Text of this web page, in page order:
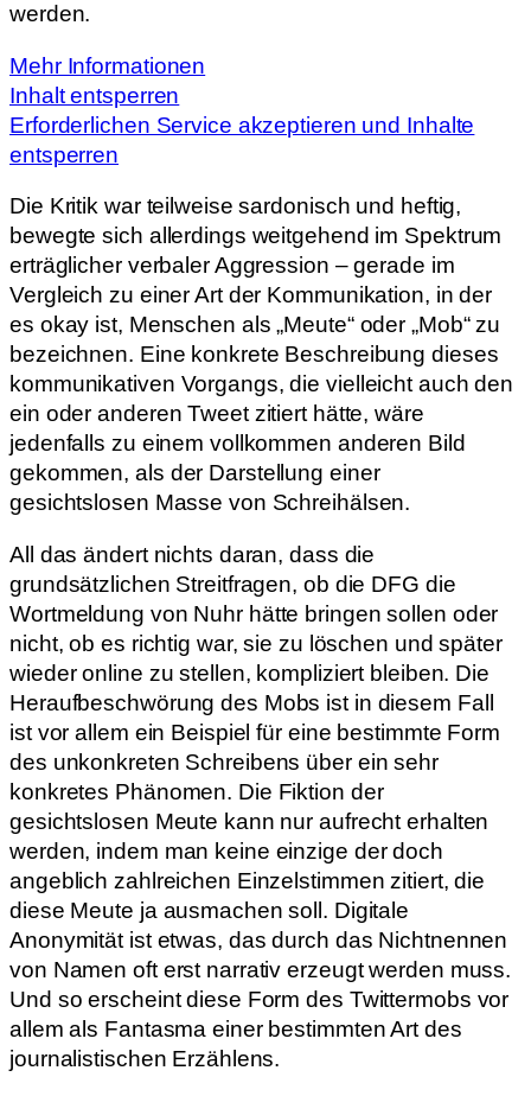
werden.
Mehr Informationen
Inhalt entsperren
Erforderlichen Service akzeptieren und Inhalte
entsperren
Die Kritik war teilweise sardonisch und heftig,
bewegte sich allerdings weitgehend im Spektrum
erträglicher verbaler Aggression – gerade im
Vergleich zu einer Art der Kommunikation, in der
es okay ist, Menschen als „Meute“ oder „Mob“ zu
bezeichnen. Eine konkrete Beschreibung dieses
kommunikativen Vorgangs, die vielleicht auch den
ein oder anderen Tweet zitiert hätte, wäre
jedenfalls zu einem vollkommen anderen Bild
gekommen, als der Darstellung einer
gesichtslosen Masse von Schreihälsen.
All das ändert nichts daran, dass die
grundsätzlichen Streitfragen, ob die DFG die
Wortmeldung von Nuhr hätte bringen sollen oder
nicht, ob es richtig war, sie zu löschen und später
wieder online zu stellen, kompliziert bleiben. Die
Heraufbeschwörung des Mobs ist in diesem Fall
ist vor allem ein Beispiel für eine bestimmte Form
des unkonkreten Schreibens über ein sehr
konkretes Phänomen. Die Fiktion der
gesichtslosen Meute kann nur aufrecht erhalten
werden, indem man keine einzige der doch
angeblich zahlreichen Einzelstimmen zitiert, die
diese Meute ja ausmachen soll. Digitale
Anonymität ist etwas, das durch das Nichtnennen
von Namen oft erst narrativ erzeugt werden muss.
Und so erscheint diese Form des Twittermobs vor
allem als Fantasma einer bestimmten Art des
journalistischen Erzählens.